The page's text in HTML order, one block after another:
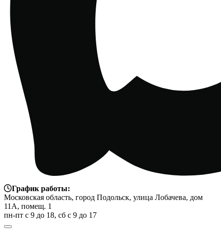
График работы:
Московская область, город Подольск, улица Лобачева, дом
11А, помещ. 1
пн-пт с 9 до 18, сб с 9 до 17